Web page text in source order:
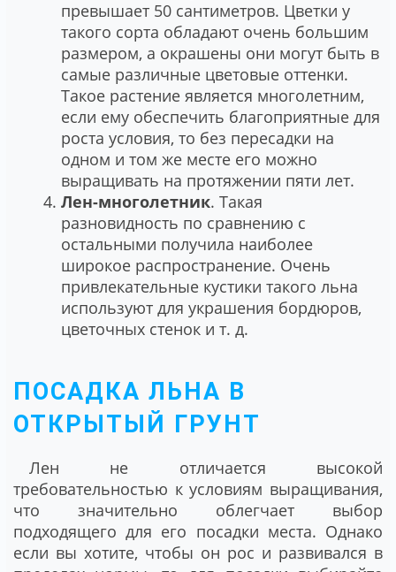
превышает 50 сантиметров. Цветки у
такого сорта обладают очень большим
размером, а окрашены они могут быть в
самые различные цветовые оттенки.
Такое растение является многолетним,
если ему обеспечить благоприятные для
роста условия, то без пересадки на
одном и том же месте его можно
выращивать на протяжении пяти лет.
Лен-многолетник. Такая
разновидность по сравнению с
остальными получила наиболее
широкое распространение. Очень
привлекательные кустики такого льна
используют для украшения бордюров,
цветочных стенок и т. д.
ПОСАДКА ЛЬНА В
ОТКРЫТЫЙ ГРУНТ
Лен не отличается высокой
требовательностью к условиям выращивания,
что значительно облегчает выбор
подходящего для его посадки места. Однако
если вы хотите, чтобы он рос и развивался в